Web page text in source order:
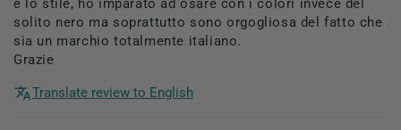
e lo stile, ho imparato ad osare con i colori invece del
solito nero ma soprattutto sono orgogliosa del fatto che
sia un marchio totalmente italiano.
Grazie
Translate review to English